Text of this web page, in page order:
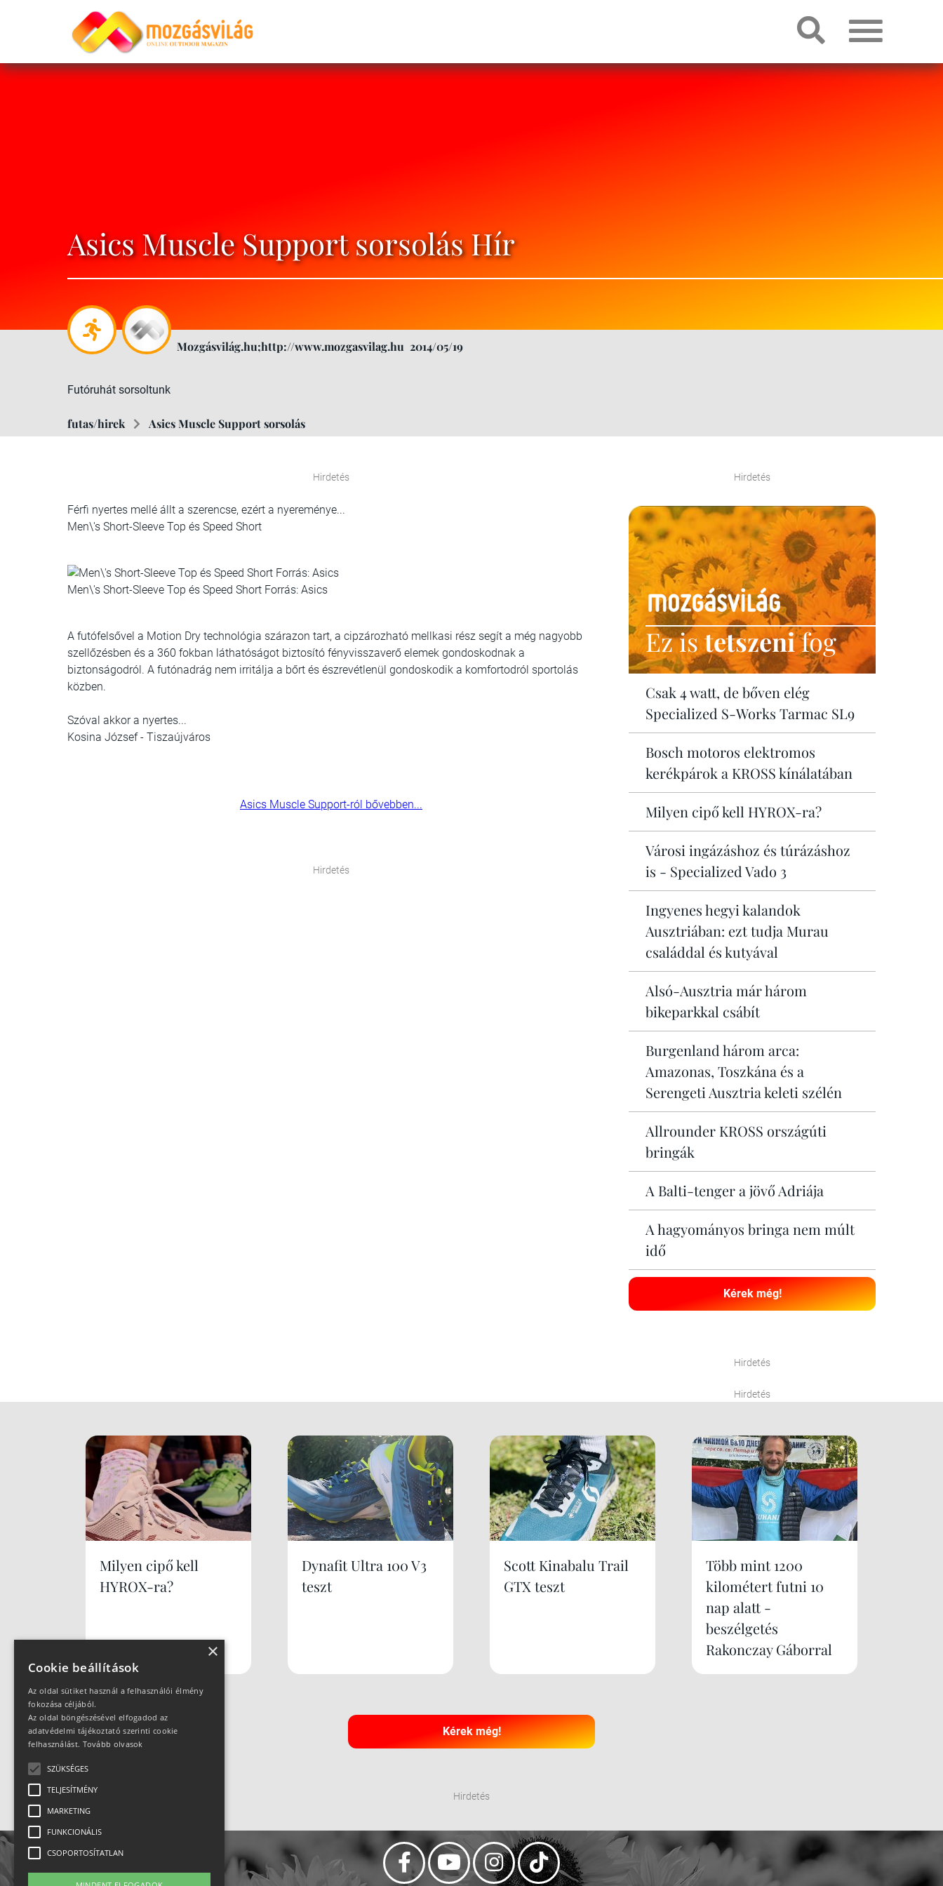
Asics Muscle Support sorsolás Hír
Mozgásvilág.hu;http://www.mozgasvilag.hu 2014/05/19
Futóruhát sorsoltunk
futas/hirek Asics Muscle Support sorsolás
Hirdetés
Férfi nyertes mellé állt a szerencse, ezért a nyereménye...
Men\'s Short-Sleeve Top és Speed Short
Men\'s Short-Sleeve Top és Speed Short Forrás: Asics
A futófelsővel a Motion Dry technológia szárazon tart, a cipzározható mellkasi rész segít a még nagyobb
szellőzésben és a 360 fokban láthatóságot biztosító fényvisszaverő elemek gondoskodnak a
biztonságodról. A futónadrág nem irritálja a bőrt és észrevétlenül gondoskodik a komfortodról sportolás
közben.
Szóval akkor a nyertes...
Kosina József - Tiszaújváros
Asics Muscle Support-ról bővebben...
Hirdetés
Hirdetés
Ez istetszenifog
Csak 4 watt, de bőven elég
Specialized S-Works Tarmac SL9
Bosch motoros elektromos
kerékpárok a KROSS kínálatában
Milyen cipő kell HYROX-ra?
Városi ingázáshoz és túrázáshoz
is - Specialized Vado 3
Ingyenes hegyi kalandok
Ausztriában: ezt tudja Murau
családdal és kutyával
Alsó-Ausztria már három
bikeparkkal csábít
Burgenland három arca:
Amazonas, Toszkána és a
Serengeti Ausztria keleti szélén
Allrounder KROSS országúti
bringák
A Balti-tenger a jövő Adriája
A hagyományos bringa nem múlt
idő
Kérek még!
Hirdetés
Hirdetés
Milyen cipő kell
HYROX-ra?
Dynafit Ultra 100 V3
teszt
Scott Kinabalu Trail
GTX teszt
Több mint 1200
kilométert futni 10
nap alatt -
beszélgetés
Rakonczay Gáborral
Kérek még!
Hirdetés
×
Cookie beállítások
Az oldal sütiket használ a felhasználói élmény
fokozása céljából.
Az oldal böngészésével elfogadod az
adatvédelmi tájékoztató szerinti cookie
felhasználást. Tovább olvasok
SZÜKSÉGES
TELJESÍTMÉNY
MARKETING
FUNKCIONÁLIS
CSOPORTOSÍTATLAN